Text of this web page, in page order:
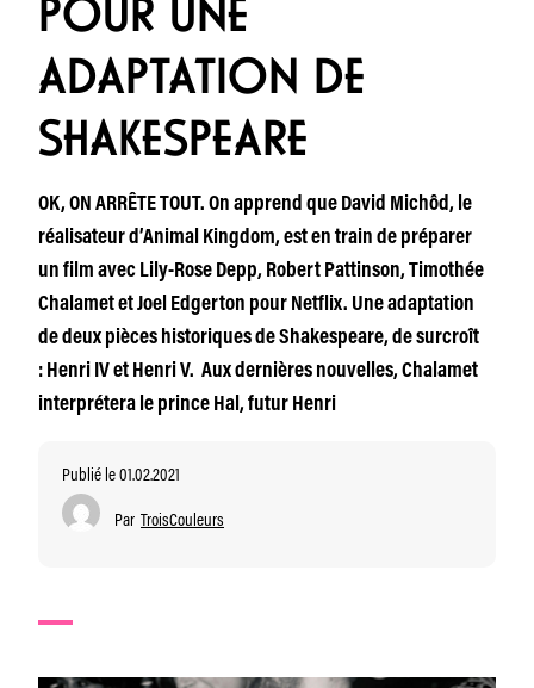
POUR UNE
ADAPTATION DE
SHAKESPEARE
OK, ON ARRÊTE TOUT. On apprend que David Michôd, le
réalisateur d’Animal Kingdom, est en train de préparer
un film avec Lily-Rose Depp, Robert Pattinson, Timothée
Chalamet et Joel Edgerton pour Netflix. Une adaptation
de deux pièces historiques de Shakespeare, de surcroît
: Henri IV et Henri V. Aux dernières nouvelles, Chalamet
interprétera le prince Hal, futur Henri
Publié le 01.02.2021
Par TroisCouleurs